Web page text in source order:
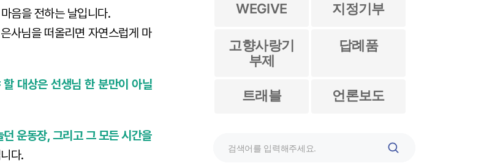
음을 전하는 날입니다.
사님을 떠올리면 자연스럽게 마
할 대상은 선생님 한 분만이 아닐
운동장, 그리고 그 모든 시간을
다.
WEGIVE 지정기부
고향사랑기
부제
답례품
트래블 언론보도
검